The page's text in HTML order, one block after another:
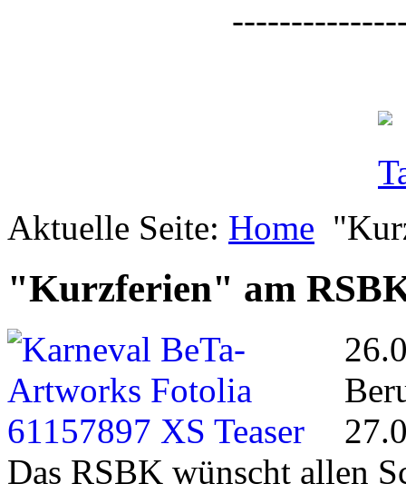
Aktuelle Seite: Home
"Kurzferien" am
Das RSBK wünscht allen